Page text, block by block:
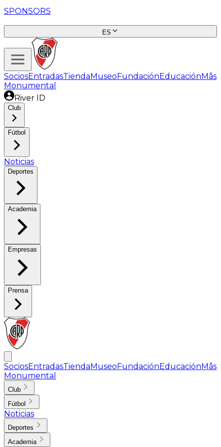
SPONSORS
ES
SociosEntradasTiendaMuseoFundaciónEducaciónMâs
Monumental
River ID
Club
Fútbol
Noticias
Deportes
Academia
Empresas
Prensa
SociosEntradasTiendaMuseoFundaciónEducaciónMâs
Monumental
Club
Fútbol
Noticias
Deportes
Academia